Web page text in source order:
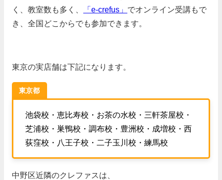
く、教室数も多く、
「e-crefus」 でオンライン受講もで
き、全国どこからでも参加できます。
東京の実店舗は下記になります。
東京都
池袋校・恵比寿校・お茶の水校・三軒茶屋校・
芝浦校・巣鴨校・調布校・豊洲校・成増校・西
荻窪校・八王子校・二子玉川校・練馬校
中野区近隣のクレファスは、